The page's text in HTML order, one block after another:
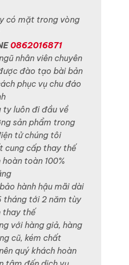
có mặt trong vòng
0862016871
nhân viên chuyên
đào tạo bài bản
phục vụ chu đáo
ty luôn đi đầu về
sản phẩm trong
tử chúng tôi
cung cấp thay thế
hoàn toàn 100%
hành hậu mãi dài
tháng tới 2 năm tùy
thay thế
với hàng giả, hàng
cũ, kém chất
quý khách hoàn